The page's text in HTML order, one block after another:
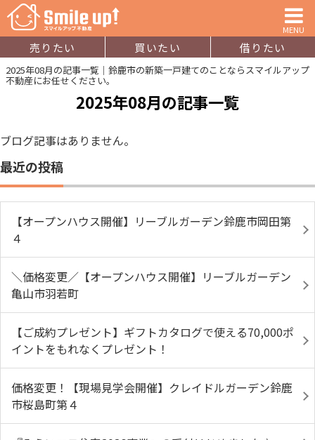
MENU
売りたい 買いたい 借りたい
2025年08月の記事一覧｜鈴鹿市の新築一戸建てのことならスマイルアップ
不動産にお任せください。
2025年08月の記事一覧
ブログ記事はありません。
最近の投稿
【オープンハウス開催】リーブルガーデン鈴鹿市岡田第
４
＼価格変更／【オープンハウス開催】リーブルガーデン
亀山市羽若町
【ご成約プレゼント】ギフトカタログで使える70,000ポ
イントをもれなくプレゼント！
価格変更！【現場見学会開催】クレイドルガーデン鈴鹿
市桜島町第４